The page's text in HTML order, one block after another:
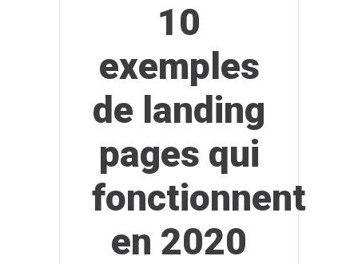
10
exemples
de landing
pages qui
fonctionnent
en 2020